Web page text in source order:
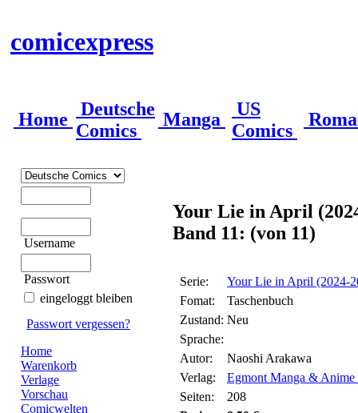
comicexpress
Home
Deutsche
Comics
Manga
US
Comics
Username
Passwort
eingeloggt bleiben
Passwort vergessen?
Home
Warenkorb
Verlage
Vorschau
Comicwelten
Your Lie in April
Band 11: (von 11)
Serie:
Your Lie in April (2024-
Fomat:
Taschenbuch
Zustand: Neu
Sprache:
Autor:
Naoshi Arakawa
Verlag:
Egmont Manga & Anime
Seiten:
208